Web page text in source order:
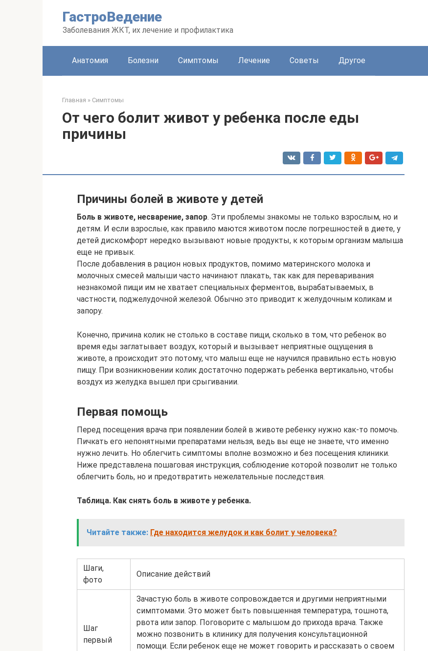
ГастроВедение
Заболевания ЖКТ, их лечение и профилактика
Анатомия Болезни Симптомы Лечение Советы Другое
Главная » Симптомы
От чего болит живот у ребенка после еды
причины
Причины болей в животе у детей
Боль в животе, несварение, запор. Эти проблемы знакомы не только взрослым, но и
детям. И если взрослые, как правило маются животом после погрешностей в диете, у
детей дискомфорт нередко вызывают новые продукты, к которым организм малыша
еще не привык.
После добавления в рацион новых продуктов, помимо материнского молока и
молочных смесей малыши часто начинают плакать, так как для переваривания
незнакомой пищи им не хватает специальных ферментов, вырабатываемых, в
частности, поджелудочной железой. Обычно это приводит к желудочным коликам и
запору.
Конечно, причина колик не столько в составе пищи, сколько в том, что ребенок во
время еды заглатывает воздух, который и вызывает неприятные ощущения в
животе, а происходит это потому, что малыш еще не научился правильно есть новую
пищу. При возникновении колик достаточно подержать ребенка вертикально, чтобы
воздух из желудка вышел при срыгивании.
Первая помощь
Перед посещения врача при появлении болей в животе ребенку нужно как-то помочь.
Пичкать его непонятными препаратами нельзя, ведь вы еще не знаете, что именно
нужно лечить. Но облегчить симптомы вполне возможно и без посещения клиники.
Ниже представлена пошаговая инструкция, соблюдение которой позволит не только
облегчить боль, но и предотвратить нежелательные последствия.
Таблица. Как снять боль в животе у ребенка.
Читайте также: Где находится желудок и как болит у человека?
Шаги,
фото
Описание действий
Шаг
первый
Зачастую боль в животе сопровождается и другими неприятными
симптомами. Это может быть повышенная температура, тошнота,
рвота или запор. Поговорите с малышом до прихода врача. Также
можно позвонить в клинику для получения консультационной
помощи. Если ребенок еще не может говорить и рассказать о своем